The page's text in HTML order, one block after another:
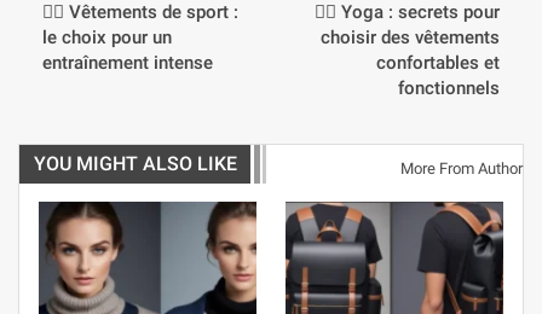
🏋️‍♂️ Vêtements de sport :
le choix pour un
entraînement intense
🧘‍♀️ Yoga : secrets pour
choisir des vêtements
confortables et
fonctionnels
YOU MIGHT ALSO LIKE More From Author